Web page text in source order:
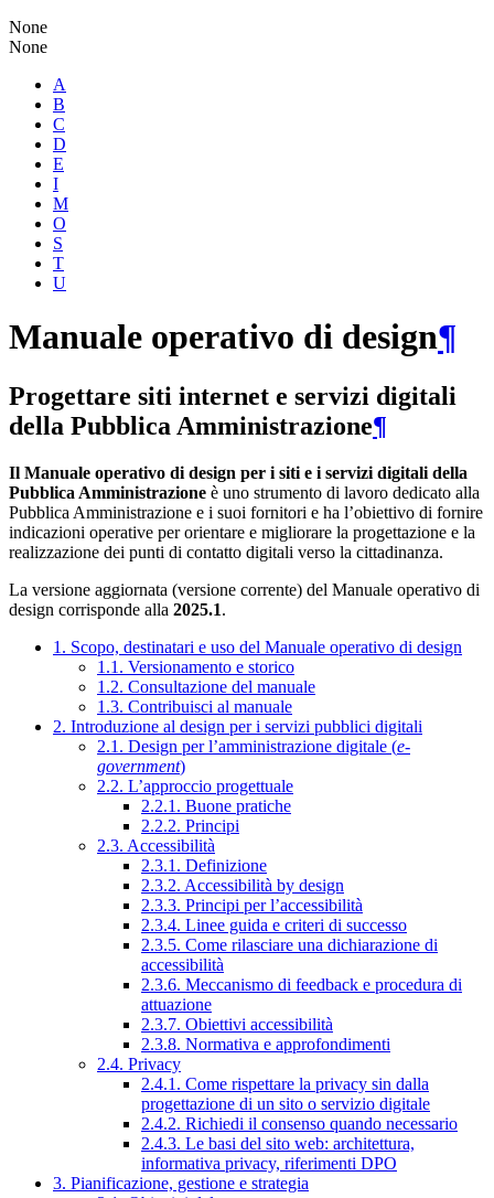
None
None
A
B
C
D
E
I
M
O
S
T
U
Manuale operativo di design¶
Progettare siti internet e servizi digitali
della Pubblica Amministrazione¶
Il Manuale operativo di design per i siti e i servizi digitali della
Pubblica Amministrazione è uno strumento di lavoro dedicato alla
Pubblica Amministrazione e i suoi fornitori e ha l’obiettivo di fornire
indicazioni operative per orientare e migliorare la progettazione e la
realizzazione dei punti di contatto digitali verso la cittadinanza.
La versione aggiornata (versione corrente) del Manuale operativo di
design corrisponde alla 2025.1.
1. Scopo, destinatari e uso del Manuale operativo di design
1.1. Versionamento e storico
1.2. Consultazione del manuale
1.3. Contribuisci al manuale
2. Introduzione al design per i servizi pubblici digitali
2.1. Design per l’amministrazione digitale (e-
government)
2.2. L’approccio progettuale
2.2.1. Buone pratiche
2.2.2. Principi
2.3. Accessibilità
2.3.1. Definizione
2.3.2. Accessibilità by design
2.3.3. Principi per l’accessibilità
2.3.4. Linee guida e criteri di successo
2.3.5. Come rilasciare una dichiarazione di
accessibilità
2.3.6. Meccanismo di feedback e procedura di
attuazione
2.3.7. Obiettivi accessibilità
2.3.8. Normativa e approfondimenti
2.4. Privacy
2.4.1. Come rispettare la privacy sin dalla
progettazione di un sito o servizio digitale
2.4.2. Richiedi il consenso quando necessario
2.4.3. Le basi del sito web: architettura,
informativa privacy, riferimenti DPO
3. Pianificazione, gestione e strategia